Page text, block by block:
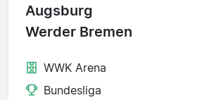
Augsburg
Werder Bremen
WWK Arena
Bundesliga